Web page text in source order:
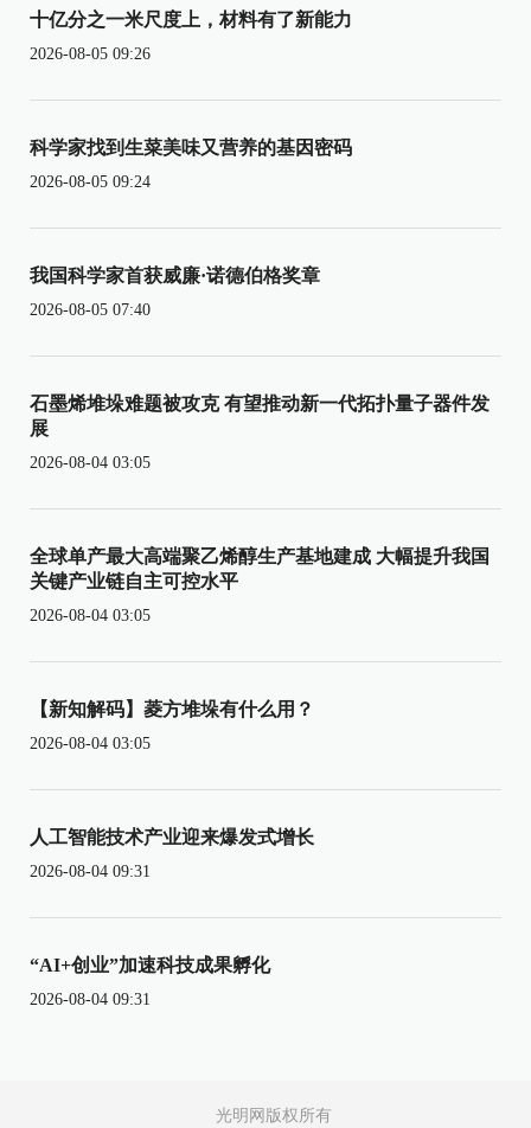
十亿分之一米尺度上，材料有了新能力
2026-08-05 09:26
科学家找到生菜美味又营养的基因密码
2026-08-05 09:24
我国科学家首获威廉·诺德伯格奖章
2026-08-05 07:40
石墨烯堆垛难题被攻克 有望推动新一代拓扑量子器件发
展
2026-08-04 03:05
全球单产最大高端聚乙烯醇生产基地建成 大幅提升我国
关键产业链自主可控水平
2026-08-04 03:05
【新知解码】菱方堆垛有什么用？
2026-08-04 03:05
人工智能技术产业迎来爆发式增长
2026-08-04 09:31
“AI+创业”加速科技成果孵化
2026-08-04 09:31
光明网版权所有